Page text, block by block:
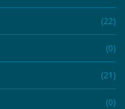
(22)
(0)
(21)
(0)